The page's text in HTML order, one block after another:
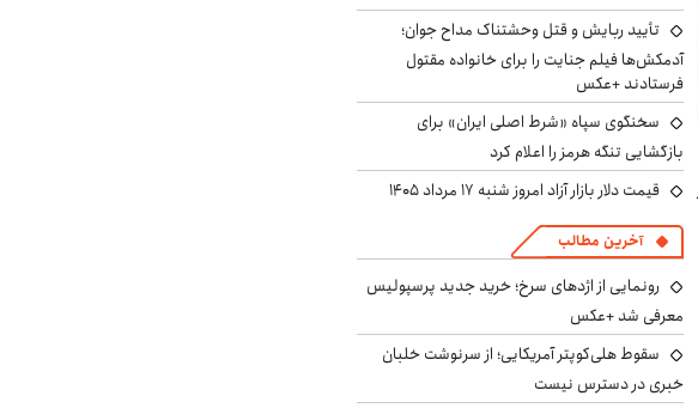
تأیید ربایش و قتل وحشتناک مداح جوان؛
آدمکش‌ها فیلم جنایت را برای خانواده مقتول
فرستادند +عکس
سخنگوی سپاه «شرط اصلی ایران» برای
بازگشایی تنگه هرمز را اعلام کرد
قیمت دلار بازار آزاد امروز شنبه ۱۷ مرداد ۱۴۰۵
آخرین مطالب
رونمایی از اژدهای سرخ؛ خرید جدید پرسپولیس
معرفی شد +عکس
سقوط هلی‌کوپتر آمریکایی؛ از سرنوشت خلبان
خبری در دسترس نیست